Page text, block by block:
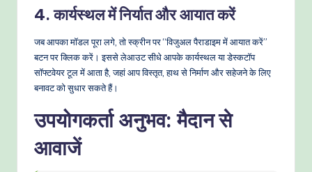
4. कार्यस्थल में निर्यात और आयात करें
जब आपका मॉडल पूरा लगे, तो स्क्रीन पर “विजुअल पैराडाइम में आयात करें”
बटन पर क्लिक करें। इससे लेआउट सीधे आपके कार्यस्थल या डेस्कटॉप
सॉफ्टवेयर टूल में आता है, जहां आप विस्तृत, हाथ से निर्माण और सहेजने के लिए
बनावट को सुधार सकते हैं।
उपयोगकर्ता अनुभव: मैदान से
आवाजें